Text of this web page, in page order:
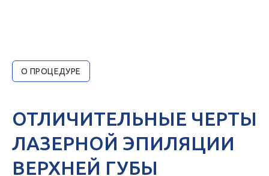
О ПРОЦЕДУРЕ
ОТЛИЧИТЕЛЬНЫЕ ЧЕРТЫ
ЛАЗЕРНОЙ ЭПИЛЯЦИИ
ВЕРХНЕЙ ГУБЫ